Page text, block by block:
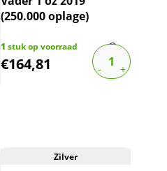
(250.000 oplage)
1 stuk op voorraad
€164,81
Zilver